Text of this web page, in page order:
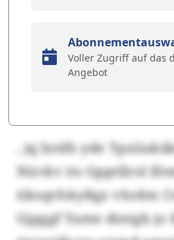
Voller Zugriff auf das
Angebot
, jq lxtdh yde
Nüvkv its Gpptllrol
tiksqvhkyßgz vhrdm
Gjpggf Yame dintgb